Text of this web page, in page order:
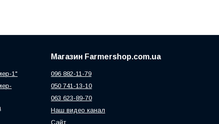
1"
Магазин Farmershop.com.ua
096 882-11-79
050 741-13-10
063 623-89-70
Наш видео канал
Сайт